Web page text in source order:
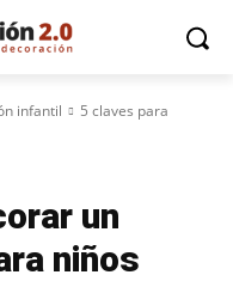
infantil
5 claves para
un
niños